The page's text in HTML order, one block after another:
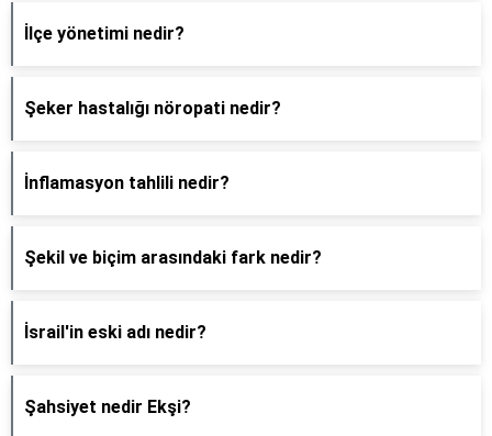
İlçe yönetimi nedir?
Şeker hastalığı nöropati nedir?
İnflamasyon tahlili nedir?
Şekil ve biçim arasındaki fark nedir?
İsrail'in eski adı nedir?
Şahsiyet nedir Ekşi?